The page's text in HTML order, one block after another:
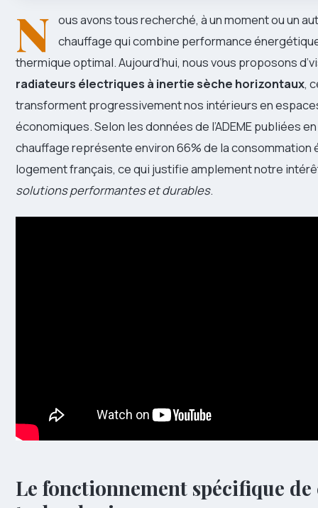
N ous avons tous recherché, à un moment ou un
chauffage qui combine performance
thermique optimal. Aujourd’hui, nous vous proposons
radiateurs électriques à inertie sèche horizontaux,
transforment progressivement nos intérieurs en
économiques. Selon les données de l’ADEME publiées
chauffage représente environ 66% de la consommation
logement français, ce qui justifie amplement notre
solutions performantes et durables.
Le fonctionnement spécifique de